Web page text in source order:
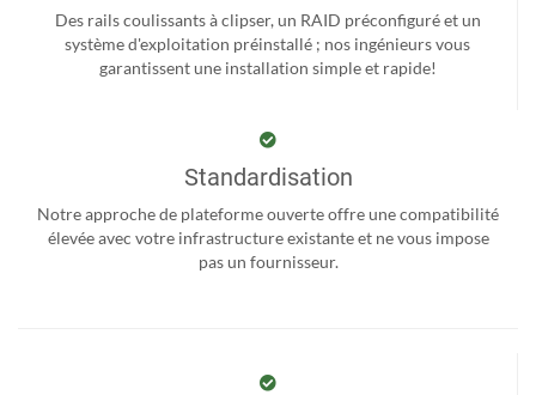
Des rails coulissants à clipser, un RAID préconfiguré et un
système d'exploitation préinstallé ; nos ingénieurs vous
garantissent une installation simple et rapide!
Standardisation
Notre approche de plateforme ouverte offre une compatibilité
élevée avec votre infrastructure existante et ne vous impose
pas un fournisseur.